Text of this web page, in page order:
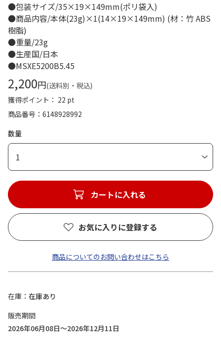
●包装サイズ/35×19×149mm(ポリ袋入)
●商品内容/本体(23g)×1(14×19×149mm) (材：竹 ABS
樹脂)
●重量/23g
●生産国/日本
●MSXE5200B5.45
2,200円(送料別・税込)
獲得ポイント： 22 pt
商品番号
6148928992
数量
1
カートに入れる
お気に入りに登録する
商品についてのお問い合わせはこちら
在庫
在庫あり
販売期間
2026年06月08日～2026年12月11日